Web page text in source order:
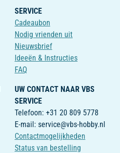
SERVICE
Cadeaubon
Nodig vrienden uit
Nieuwsbrief
Ideeën & Instructies
FAQ
UW CONTACT NAAR VBS
SERVICE
Telefoon: +31 20 809 5778
E-mail: service@vbs-hobby.nl
Contactmogelijkheden
Status van bestelling